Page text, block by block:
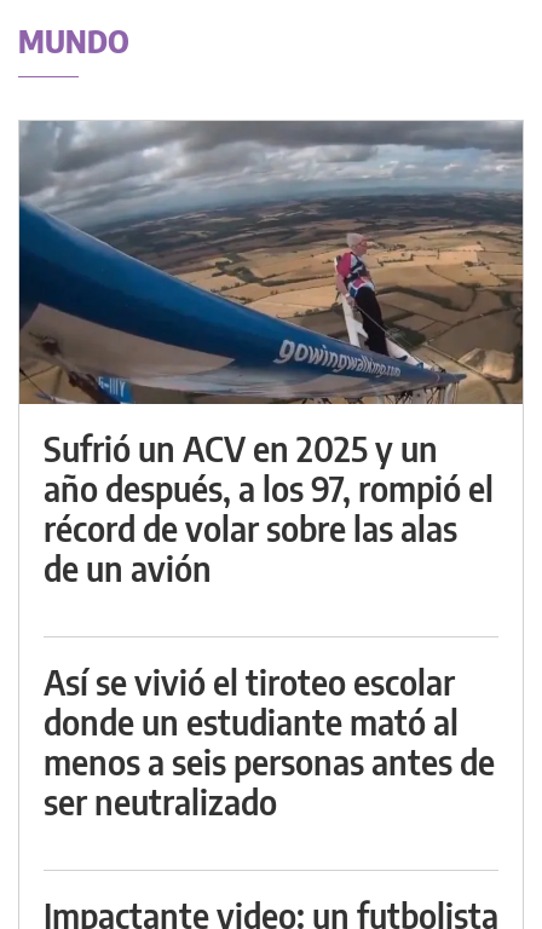
MUNDO
Sufrió un ACV en 2025 y un
año después, a los 97, rompió el
récord de volar sobre las alas
de un avión
Así se vivió el tiroteo escolar
donde un estudiante mató al
menos a seis personas antes de
ser neutralizado
Impactante video: un futbolista